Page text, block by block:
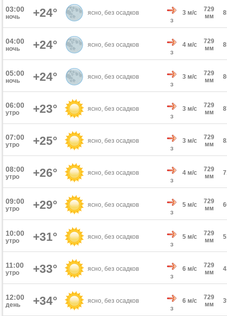
03:00
ночь +24° ясно, без осадков
З
3 м/с
729
мм
04:00
ночь +24° ясно, без осадков
З
4 м/с
729
мм
05:00
ночь +24° ясно, без осадков
З
3 м/с
729
мм
06:00
утро +23° ясно, без осадков
З
3 м/с
729
мм
07:00
утро +25° ясно, без осадков
З
3 м/с
729
мм
08:00
утро +26° ясно, без осадков
З
4 м/с
729
мм
09:00
утро +29° ясно, без осадков
З
5 м/с
729
мм
10:00
утро +31° ясно, без осадков
З
5 м/с
729
мм
11:00
утро +33° ясно, без осадков
З
6 м/с
729
мм
12:00
день +34° ясно, без осадков
З
6 м/с
729
мм